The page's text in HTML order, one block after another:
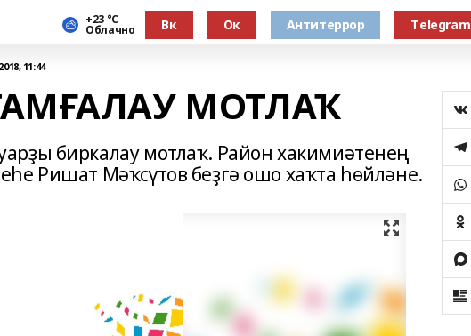
+23 °С
Облачно Вк Ок Антитеррор Тelegram
11:44
МОТЛАҠ
биркалау мотлаҡ. Район хакимиәтенең
Ришат Мәҡсүтов беҙгә ошо хаҡта һөйләне.